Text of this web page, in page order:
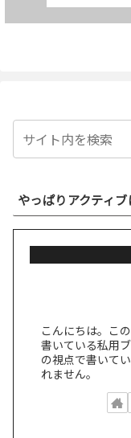
やっぱりアクティブ
こんにちは。こ
書いている私用
の視点で書いて
れません。